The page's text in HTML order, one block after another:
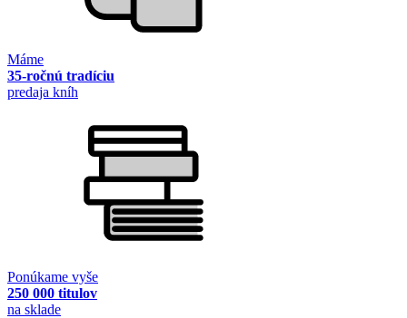
Máme
35-ročnú tradíciu
predaja kníh
Ponúkame vyše
250 000 titulov
na sklade